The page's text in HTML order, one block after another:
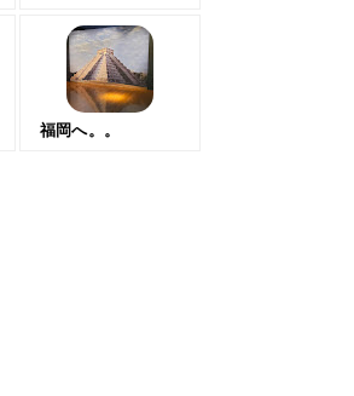
福岡へ。。